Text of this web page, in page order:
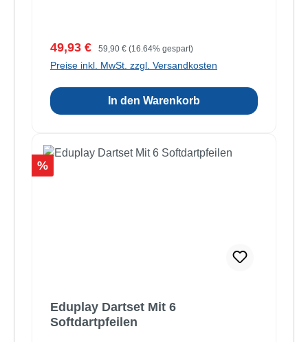
Verkaufspreis:
49,93 € Regulärer Preis:
59,90 € (16.64% gespart)
Preise inkl. MwSt. zzgl. Versandkosten
In den Warenkorb
Rabatt
%
Eduplay Dartset Mit 6
Softdartpfeilen